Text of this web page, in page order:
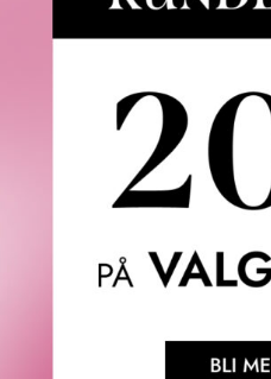
Illusion Tinted Moisturizer.
fuktighetskremen gir naturlig
finish som fremhever huden
den forsiktig ut hudtonen og
som formelen styrker
Allerede etter første påføring